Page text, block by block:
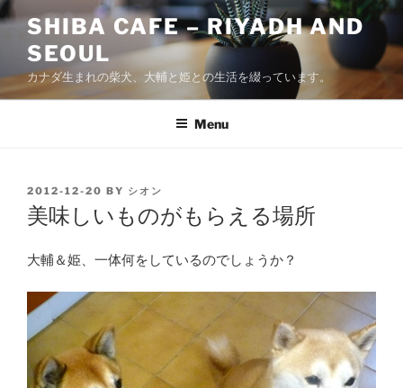
Skip
content
SHIBA CAFE – RIYADH AND
SEOUL
カナダ生まれの柴犬、大輔と姫との生活を綴っています。
Menu
POSTED
ON
2012-12-20 BY シオン
美味しいものがもらえる場所
大輔＆姫、一体何をしているのでしょうか？